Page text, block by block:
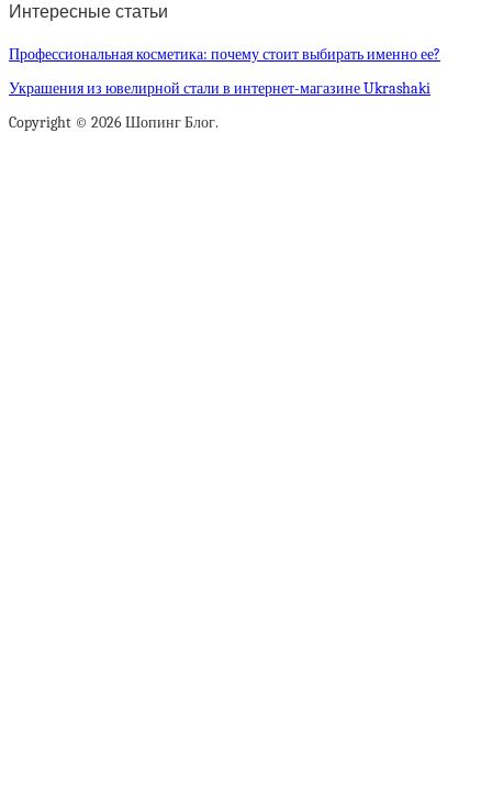
Интересные статьи
Профессиональная косметика: почему стоит выбирать именно ее?
Украшения из ювелирной стали в интернет-магазине Ukrashaki
Copyright © 2026 Шопинг Блог.